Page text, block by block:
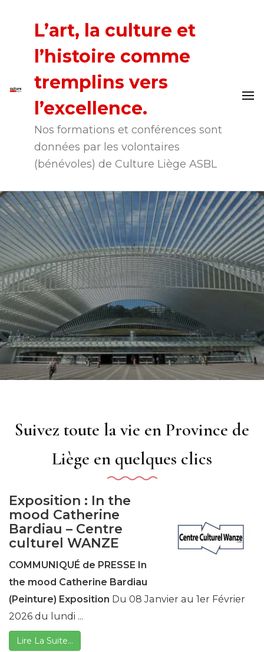
L’art, la culture et
l’histoire comme
tremplins vers
l’excellence.
Nos formations et conférences sont
données par les volontaires
(bénévoles) de Culture Liège ASBL
Suivez toute la vie en Province de
Liège en quelques clics
Exposition : In the
mood Catherine
Bardiau – Centre
culturel WANZE
COMMUNIQUÉ de PRESSE In
the mood Catherine Bardiau
(Peinture) Exposition Du 08 Janvier au 1er Février
2026 du lundi ...
Lire La Suite…